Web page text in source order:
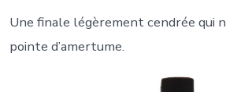
Une finale légèrement cendrée qui
pointe d’amertume.